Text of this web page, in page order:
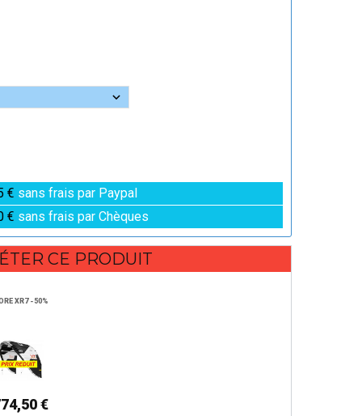
€ sans frais par Paypal
€ sans frais par Chèques
CE PRODUIT
XR7 -50%
€